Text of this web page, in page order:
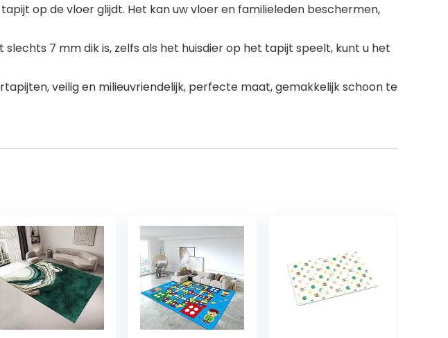
op de vloer glijdt. Het kan uw vloer en familieleden beschermen,
7 mm dik is, zelfs als het huisdier op het tapijt speelt, kunt u het
veilig en milieuvriendelijk, perfecte maat, gemakkelijk schoon te